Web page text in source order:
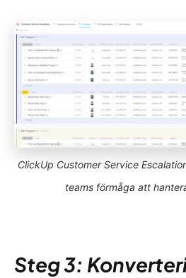
ClickUp Customer Service
teams förmåga att
Steg 3: